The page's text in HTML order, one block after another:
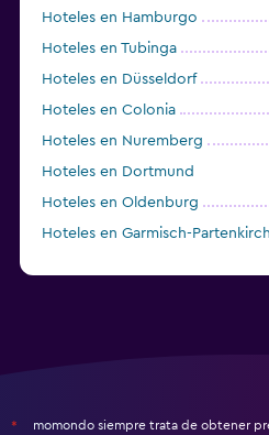
Hoteles en Hamburgo
Hoteles en Tubinga
Hoteles en Düsseldorf
Hoteles en Colonia
Hoteles en Nuremberg
Hoteles en Dortmund
Hoteles en Oldenburg
Hoteles en Garmisch-
*
momondo siempre trata de obtener